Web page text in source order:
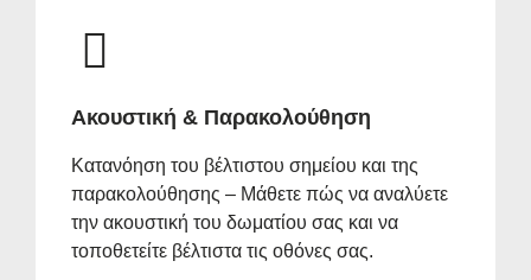
Ακουστική & Παρακολούθηση
Κατανόηση του βέλτιστου σημείου και της
παρακολούθησης – Μάθετε πώς να αναλύετε
την ακουστική του δωματίου σας και να
τοποθετείτε βέλτιστα τις οθόνες σας.